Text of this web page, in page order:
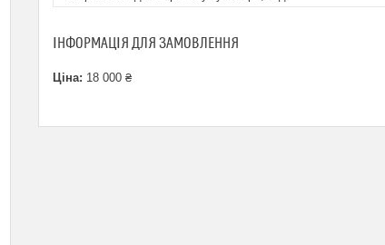
ІНФОРМАЦІЯ ДЛЯ ЗАМОВЛЕННЯ
Ціна: 18 000 ₴